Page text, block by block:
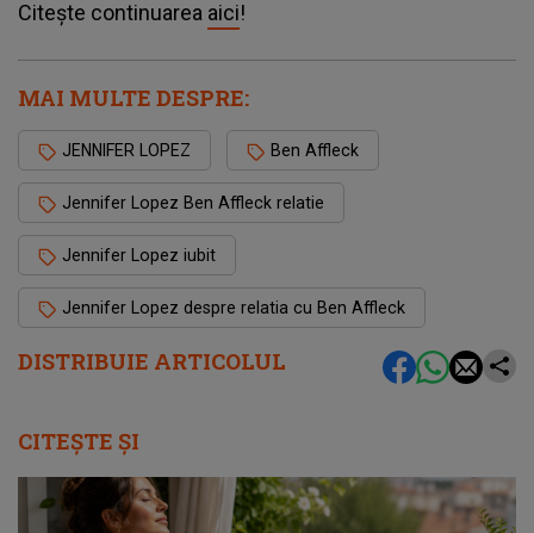
DISTRIBUIE ARTICOLUL
Citește continuarea aici!
MAI MULTE DESPRE:
JENNIFER LOPEZ Ben Affleck
Jennifer Lopez Ben Affleck relatie
Jennifer Lopez iubit
Jennifer Lopez despre relatia cu Ben Affleck
CITEȘTE ȘI